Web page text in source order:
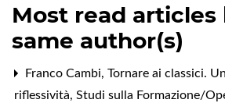
Most read articles
same author(s)
Franco Cambi, Tornare ai classici.
riflessività, Studi sulla Formazione/